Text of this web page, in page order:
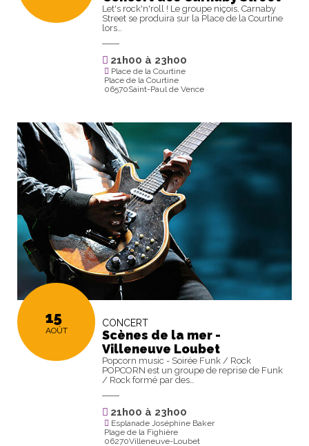
Let's rock'n'roll ! Le groupe niçois, Carnaby
Street se produira sur la Place de la Courtine
lors…
21h00 à 23h00
Place de la Courtine
Place de la Courtine
06570Saint-Paul de Vence
15
AOÛT
CONCERT
Scènes de la mer -
Villeneuve Loubet
Popcorn music - Soirée Funk / Rock
POPCORN est un groupe de reprise de Funk
/ Rock formé par des…
21h00 à 23h00
Esplanade Joséphine Baker
Plage de la Fighière
06270Villeneuve-Loubet